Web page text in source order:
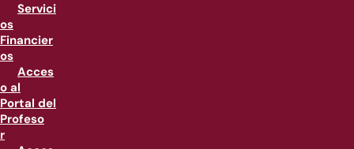
Servici
os
Financier
os
Acces
o al
Portal del
Profeso
r